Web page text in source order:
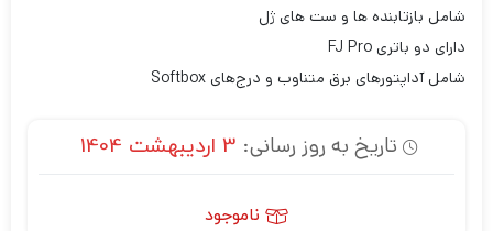
شامل بازتابنده ها و ست های ژل
دارای دو باتری FJ Pro
شامل آداپتورهای برق متناوب و درج‌های Softbox
تاریخ به روز رسانی: 3 اردیبهشت 1404
ناموجود